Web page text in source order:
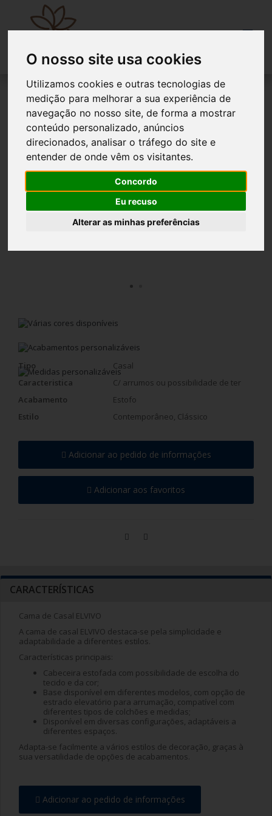
O nosso site usa cookies
Utilizamos cookies e outras tecnologias de
medição para melhorar a sua experiência de
navegação no nosso site, de forma a mostrar
conteúdo personalizado, anúncios
direcionados, analisar o tráfego do site e
entender de onde vêm os visitantes.
Concordo
Eu recuso
Alterar as minhas preferências
CAMA DE CASAL ELVIVO ESTOFADA
Tipo
Casal
Caracteristica
C/ arrumos ou possibilidade de ter
Acabamento
Estofo
Estilo
Contemporâneo, Clássico
Adicionar ao pedido de informações
Adicionar aos favoritos
CARACTERÍSTICAS
Cama de Casal ELVIVO
A cama de casal ELVIVO destaca-se pela simplicidade e
adaptabilidade a diferentes estilos.
Características principais:
Cabeceira estofada com possibilidade de escolha do
tecido e da cor;
Base disponível em diferentes modelos, com opção de
estrado elevatório para arrumação, compatível com
diferentes tipos de colchões e medidas;
Disponível em diversas configurações, adaptáveis a
diferentes espaços.
Adapta-se facilmente a vários estilos de decoração, graças à
sua versatilidade de opções de acabamentos.
Adicionar ao pedido de informações